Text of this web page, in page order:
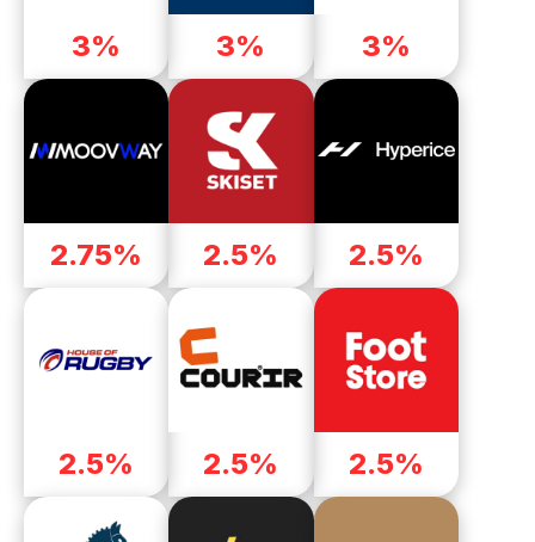
3% 3% 3%
2.75% 2.5% 2.5%
2.5% 2.5% 2.5%